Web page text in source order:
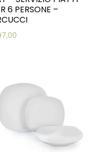
6 PERSONE –